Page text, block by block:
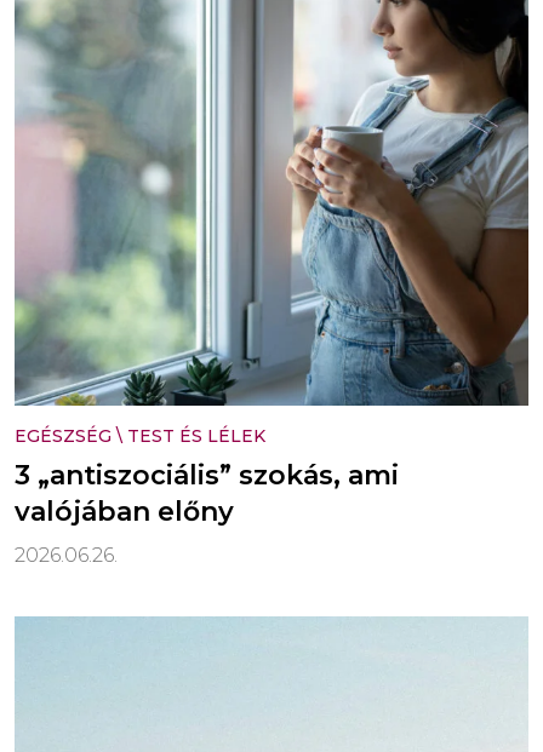
EGÉSZSÉG \ TEST ÉS LÉLEK
3 „antiszociális” szokás, ami
valójában előny
2026.06.26.